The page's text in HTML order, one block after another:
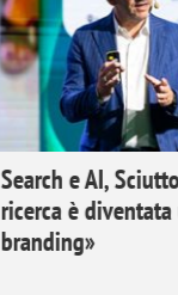
Search e AI,
ricerca è
branding»